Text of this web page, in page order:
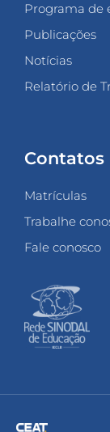
Programa de
Publicações
Notícias
Relatório de
Contatos
Matrículas
Trabalhe
Fale conosco